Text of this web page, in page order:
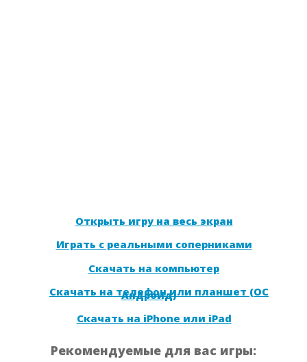
Открыть игру на весь экран
Играть с реальными соперниками
Скачать на компьютер
Скачать на телефон или планшет (ОС
Андроид)
Скачать на iPhone или iPad
Рекомендуемые для вас игры: